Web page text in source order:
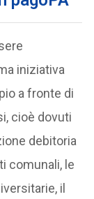
iniziativa
a fronte di
cioè dovuti
debitoria
comunali, le
il